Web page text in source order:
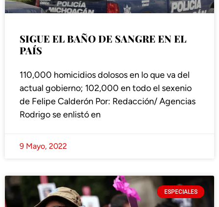
SIGUE EL BAÑO DE SANGRE EN EL
PAÍS
110,000 homicidios dolosos en lo que va del
actual gobierno; 102,000 en todo el sexenio
de Felipe Calderón Por: Redacción/ Agencias
Rodrigo se enlistó en
9 Mayo, 2022
ESPECIALES